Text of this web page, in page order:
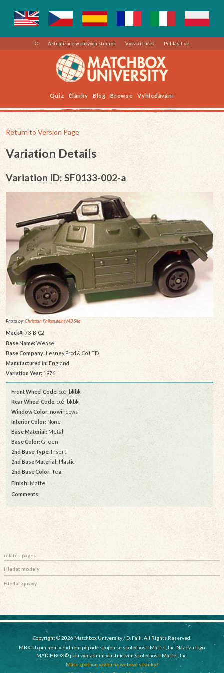
O Aktualizace webových stránek Vytvořit účet Přihlásit se
Quiz Články Blog Browse Vyhledávání
Return to Version Page
Variation Details
Variation ID: SF0133-002-a
Photo by:Christian Falkensteins MB Site
Mack#: 73-B-02
Base Name: Weasel
Base Company: Lesney Prod & Co LTD
Manufactured in: England
Variation Year:1976
Front Wheel Code:co5-bkbk
Rear Wheel Code: co5-bkbk
Window Color: no windows
Interior Color: None
Base Material: Metal
Base Color: Green
2nd Base Type: Insert
2nd Base Material: Plastic
2nd Base Color: Teal
Finish: Matte
Comments:
related pages:
Hledat modely
Hledat zprávy
Copyright © 2026 Matchbox University / D. Falk, All Rights Reserved.
MBX-U.com není v žádném případě spojen se společností Mattel, Inc. Název a logo
MATCHBOX © jsou výhradním vlastnictvím společnosti Mattel, Inc.
Máte zpětnou vazbu na webové stránky?